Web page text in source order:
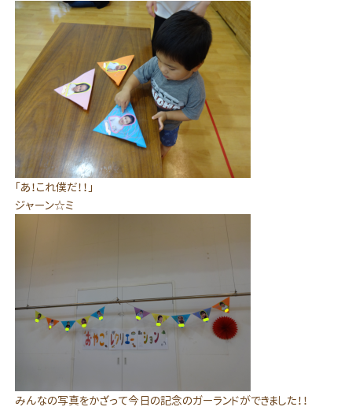
「あ！これ僕だ！！」
ジャーン☆ミ
みんなの写真をかざって今日の記念のガーランドができました！！